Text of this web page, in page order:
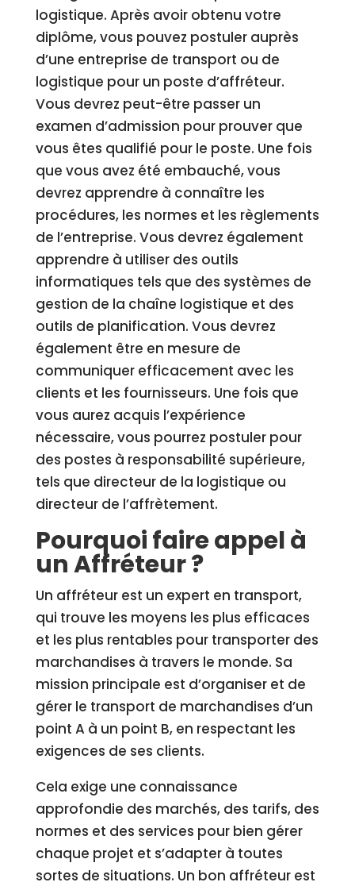
logistique. Après avoir obtenu votre
diplôme, vous pouvez postuler auprès
d’une entreprise de transport ou de
logistique pour un poste d’affréteur.
Vous devrez peut-être passer un
examen d’admission pour prouver que
vous êtes qualifié pour le poste. Une fois
que vous avez été embauché, vous
devrez apprendre à connaître les
procédures, les normes et les règlements
de l’entreprise. Vous devrez également
apprendre à utiliser des outils
informatiques tels que des systèmes de
gestion de la chaîne logistique et des
outils de planification. Vous devrez
également être en mesure de
communiquer efficacement avec les
clients et les fournisseurs. Une fois que
vous aurez acquis l’expérience
nécessaire, vous pourrez postuler pour
des postes à responsabilité supérieure,
tels que directeur de la logistique ou
directeur de l’affrètement.
Pourquoi faire appel à
un Affréteur ?
Un affréteur est un expert en transport,
qui trouve les moyens les plus efficaces
et les plus rentables pour transporter des
marchandises à travers le monde. Sa
mission principale est d’organiser et de
gérer le transport de marchandises d’un
point A à un point B, en respectant les
exigences de ses clients.
Cela exige une connaissance
approfondie des marchés, des tarifs, des
normes et des services pour bien gérer
chaque projet et s’adapter à toutes
sortes de situations. Un bon affréteur est